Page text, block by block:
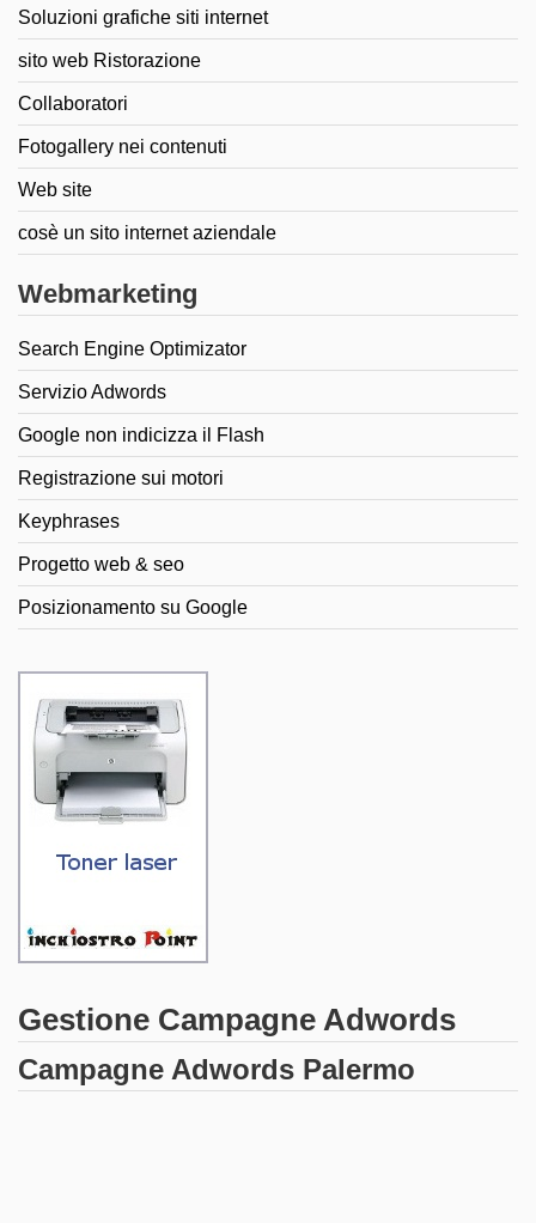
Soluzioni grafiche siti internet
sito web Ristorazione
Collaboratori
Fotogallery nei contenuti
Web site
cosè un sito internet aziendale
Webmarketing
Search Engine Optimizator
Servizio Adwords
Google non indicizza il Flash
Registrazione sui motori
Keyphrases
Progetto web & seo
Posizionamento su Google
Gestione Campagne Adwords
Campagne Adwords Palermo